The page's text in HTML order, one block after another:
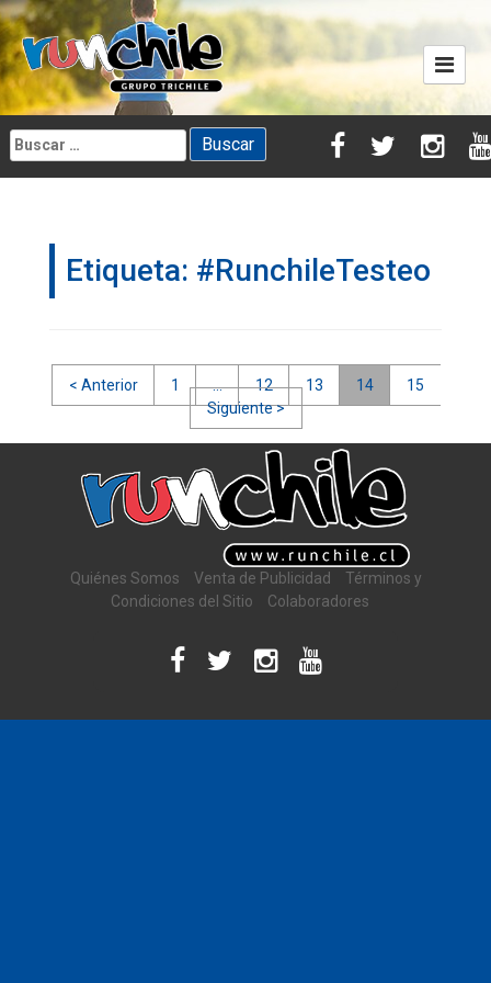
Skip
to
content
Buscar:
Etiqueta: #RunchileTesteo
Navegación
entradas
< Anterior 1 … 12 13 14
15
Siguiente >
Quiénes Somos Venta de Publicidad
Términos y
Condiciones del Sitio
Colaboradores